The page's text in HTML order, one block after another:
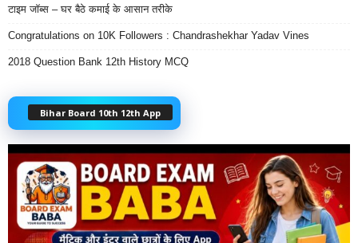
टाइम जॉब्स – घर बैठे कमाई के आसान तरीके
Congratulations on 10K Followers : Chandrashekhar Yadav Vines
2018 Question Bank 12th History MCQ
Bihar Board 10th 12th App